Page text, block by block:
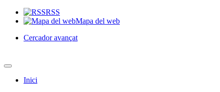
RSS
Mapa del web
Cercador avançat
Inici